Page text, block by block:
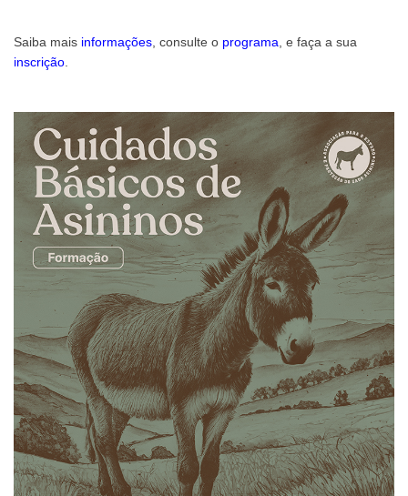
Saiba mais informações , consulte o programa , e faça a sua
inscrição